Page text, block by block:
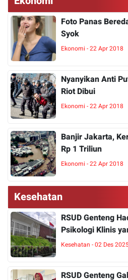
Foto Panas
Syok
Ekonomi - 22 Apr 2018
Nyanyikan Anti
Riot Dibui
Ekonomi - 22 Apr 2018
Banjir Jakarta,
Rp 1 Triliun
Ekonomi - 22 Apr 2018
Kesehatan
RSUD Genteng
Psikologi Klinis
Kesehatan - 02 Des
RSUD Genteng